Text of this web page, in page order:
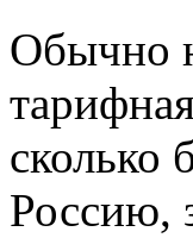
Обычно
сколько
Россию,